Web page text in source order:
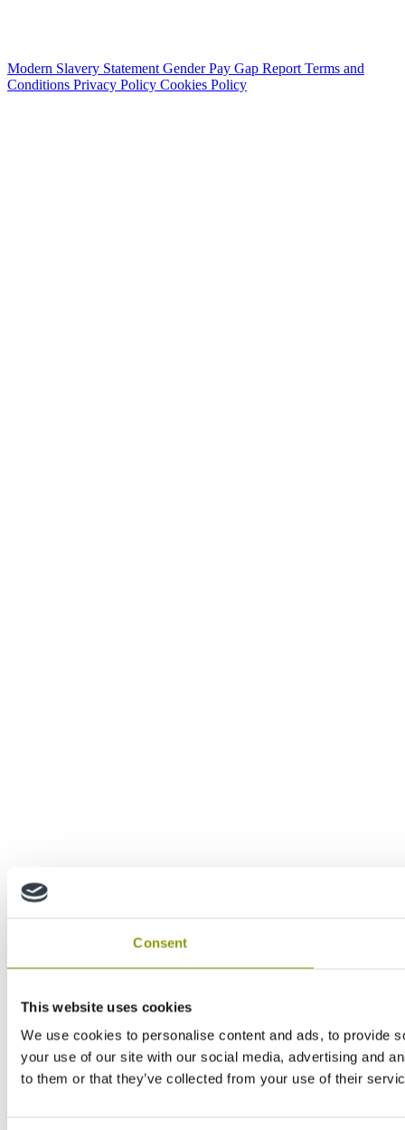
Consent
This website uses cookies
We use cookies to personalise content and ads, to provide
your use of our site with our social media, advertising and
to them or that they’ve collected from your use of their
Modern Slavery Statement Gender Pay Gap Report Terms and
Conditions Privacy Policy Cookies Policy